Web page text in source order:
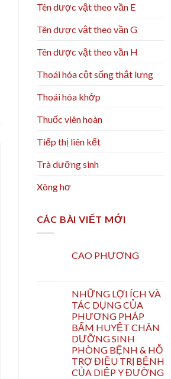
Tên dược vật theo vần E
Tên dược vật theo vần G
Tên dược vật theo vần H
Thoái hóa cột sống thắt lưng
Thoái hóa khớp
Thuốc viên hoàn
Tiếp thị liên kết
Trà dưỡng sinh
Xông hơ
CÁC BÀI VIẾT MỚI
CAO PHƯƠNG
NHỮNG LỢI ÍCH VÀ
TÁC DỤNG CỦA
PHƯƠNG PHÁP
BẤM HUYỆT CHÂN
DƯỠNG SINH
PHÒNG BỆNH & HỖ
TRỢ ĐIỀU TRỊ BỆNH
CỦA DIỆP Y ĐƯỜNG